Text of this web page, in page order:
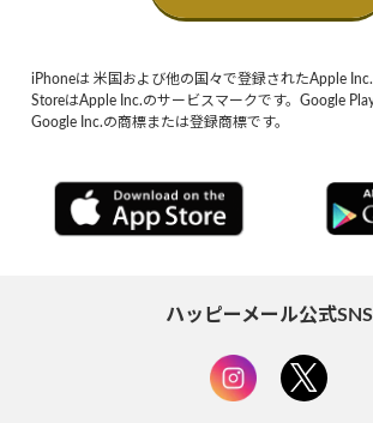
iPhoneは 米国および他の国々で登録されたApple
StoreはApple Inc.のサービスマークです。Google
Google Inc.の商標または登録商標です。
ハッピーメール公式SNS